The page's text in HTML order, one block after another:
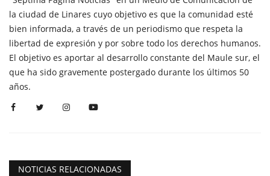
la ciudad de Linares cuyo objetivo es que la comunidad esté
bien informada, a través de un periodismo que respeta la
libertad de expresión y por sobre todo los derechos humanos.
El objetivo es aportar al desarrollo constante del Maule sur, el
que ha sido gravemente postergado durante los últimos 50
años.
NOTICIAS RELACIONADAS